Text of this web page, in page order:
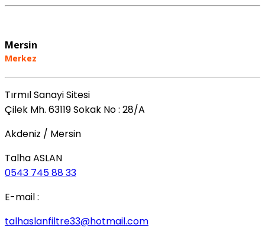
Mersin
Merkez
Tırmıl Sanayi Sitesi
Çilek Mh. 63119 Sokak No : 28/A
Akdeniz / Mersin
Talha ASLAN
0543 745 88 33
E-mail :
talhaslanfiltre33@hotmail.com